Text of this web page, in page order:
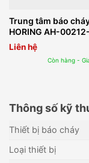
Trung tâm báo
HORING AH-
Liên hệ
Còn hàng -
Thông số kỹ
Thiết bị báo cháy
Loại thiết bị